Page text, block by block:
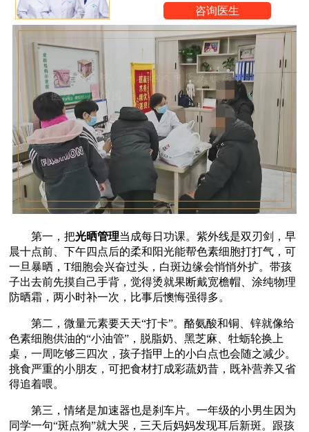
咨询医生
第一，把光晒管理当成每日功课。紫外线是双刃剑，早
晨十点前、下午四点后的柔和阳光能帮色素细胞打打气，可
一旦暴晒，T细胞会兴奋过头，白斑边缘会悄悄外扩。带孩
子出去前先摸自己手背，觉得烫就果断戴宽檐帽、涂纯物理
防晒霜，两小时补一次，比事后懊悔强得多。
第二，微量元素要天天“打卡”。酪氨酸和铜、锌就像给
色素细胞供油的“小油管”，脱脂奶、黑芝麻、牡蛎轮换上
桌，一周吃够三四次，孩子指甲上的小白点也会随之减少。
挑食严重的小朋友，可把食材打成彩蔬奶昔，既补营养又省
得追着喂。
第三，情绪是加速器也是刹车片。一年级的小男生因为
同学一句“斑点狗”就大哭，三天后妈妈发现耳后新斑。跟孩